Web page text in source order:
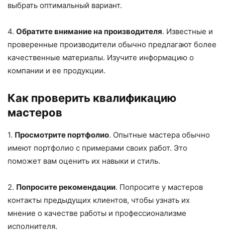
выбрать оптимальный вариант.
4. Обратите внимание на производителя. Известные и
проверенные производители обычно предлагают более
качественные материалы. Изучите информацию о
компании и ее продукции.
Как проверить квалификацию
мастеров
1. Просмотрите портфолио. Опытные мастера обычно
имеют портфолио с примерами своих работ. Это
поможет вам оценить их навыки и стиль.
2. Попросите рекомендации. Попросите у мастеров
контакты предыдущих клиентов, чтобы узнать их
мнение о качестве работы и профессионализме
исполнителя.